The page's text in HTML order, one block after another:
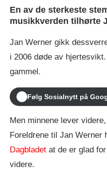
En av de sterkeste
musikkverden tilhørte
Jan Werner gikk
i 2006 døde av
gammel.
Følg Sosialnytt på
Men minnene lever
Foreldrene til Jan Werner
Dagbladet at de er glad
videre.